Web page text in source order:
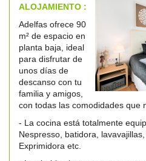
ALOJAMIENTO :
Adelfas ofrece 90
m² de espacio en
planta baja, ideal
para disfrutar de
unos días de
descanso con tu
familia y amigos,
con todas las comodidades que
- La cocina está totalmente
Nespresso, batidora,
Exprimidora etc.